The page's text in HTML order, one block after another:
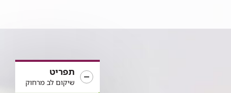
לאתר
תפריט
שיקום לב מרחוק